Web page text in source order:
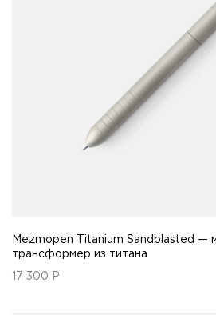
Mezmopen Titanium Sandblasted —
трансформер из титана
17 300 Р